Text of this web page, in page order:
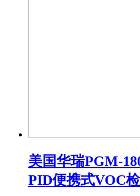
美国华瑞PGM-
PID便携式VOC